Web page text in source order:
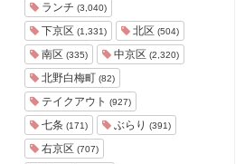
ランチ (3,040)
下京区 (1,331) 北区 (504)
南区 (335) 中京区 (2,320)
北野白梅町 (82)
テイクアウト (927)
七条 (171) ぶらり (391)
右京区 (707)